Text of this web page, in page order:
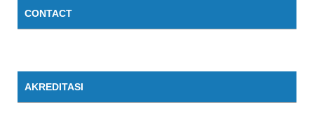
CONTACT
AKREDITASI